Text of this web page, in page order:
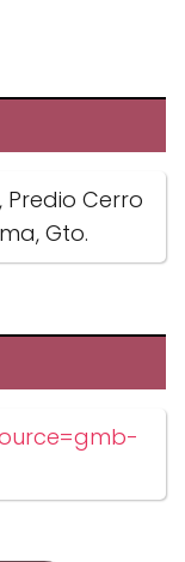
Predio Cerro
Gto.